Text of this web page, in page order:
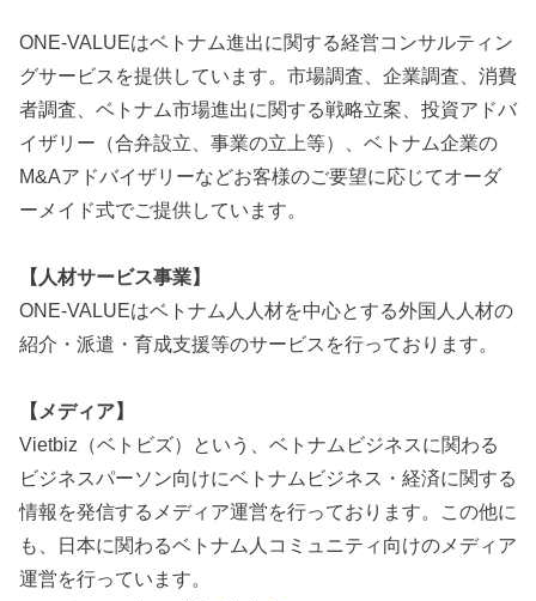
ONE-VALUEはベトナム進出に関する経営コンサルティン
グサービスを提供しています。市場調査、企業調査、消費
者調査、ベトナム市場進出に関する戦略立案、投資アドバ
イザリー（合弁設立、事業の立上等）、ベトナム企業の
M&Aアドバイザリーなどお客様のご要望に応じてオーダ
ーメイド式でご提供しています。
【人材サービス事業】
ONE-VALUEはベトナム人人材を中心とする外国人人材の
紹介・派遣・育成支援等のサービスを行っております。
【メディア】
Vietbiz（ベトビズ）という、ベトナムビジネスに関わる
ビジネスパーソン向けにベトナムビジネス・経済に関する
情報を発信するメディア運営を行っております。この他に
も、日本に関わるベトナム人コミュニティ向けのメディア
運営を行っています。